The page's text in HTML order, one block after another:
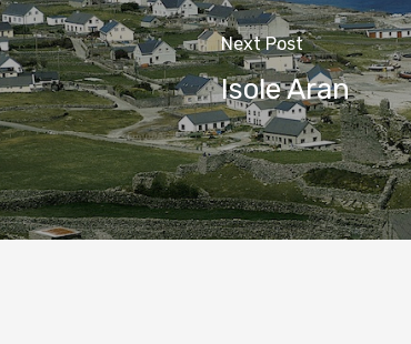
Next Post
Isole Aran